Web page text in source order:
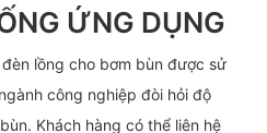
ỨNG DỤNG
lồng cho bơm bùn được sử
công nghiệp đòi hỏi độ
Khách hàng có thể liên hệ